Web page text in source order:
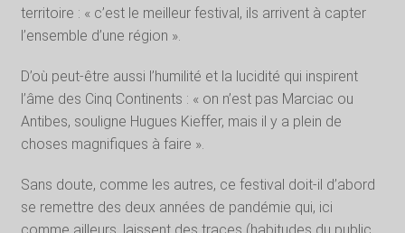
territoire : « c’est le meilleur festival, ils arrivent à capter
l’ensemble d’une région ».
D’où peut-être aussi l’humilité et la lucidité qui inspirent
l’âme des Cinq Continents : « on n’est pas Marciac ou
Antibes, souligne Hugues Kieffer, mais il y a plein de
choses magnifiques à faire ».
Sans doute, comme les autres, ce festival doit-il d’abord
se remettre des deux années de pandémie qui, ici